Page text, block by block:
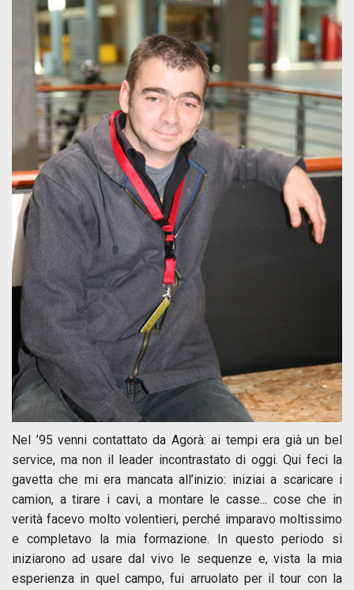
Nel ’95 venni contattato da Agorà: ai tempi era già un bel
service, ma non il leader incontrastato di oggi. Qui feci la
gavetta che mi era mancata all’inizio: iniziai a scaricare i
camion, a tirare i cavi, a montare le casse... cose che in
verità facevo molto volentieri, perché imparavo moltissimo
e completavo la mia formazione. In questo periodo si
iniziarono ad usare dal vivo le sequenze e, vista la mia
esperienza in quel campo, fui arruolato per il tour con la